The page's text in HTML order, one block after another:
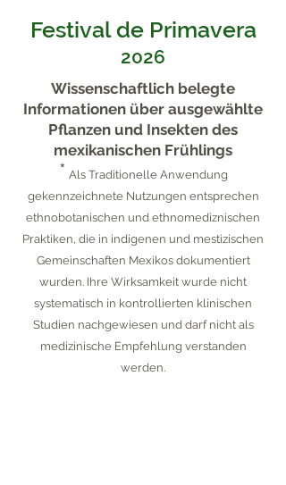
Festival de Primavera
2026
Wissenschaftlich belegte
Informationen über ausgewählte
Pflanzen und Insekten des
mexikanischen Frühlings
* Als Traditionelle Anwendung
gekennzeichnete Nutzungen entsprechen
ethnobotanischen und ethnomediznischen
Praktiken, die in indigenen und mestizischen
Gemeinschaften Mexikos dokumentiert
wurden. Ihre Wirksamkeit wurde nicht
systematisch in kontrollierten klinischen
Studien nachgewiesen und darf nicht als
medizinische Empfehlung verstanden
werden.